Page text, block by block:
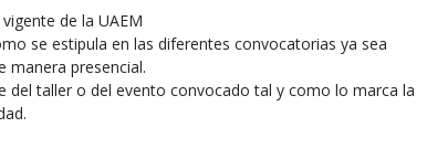
de la UAEM
se estipula en las diferentes convocatorias ya sea
manera presencial.
del taller o del evento convocado tal y como lo marca la